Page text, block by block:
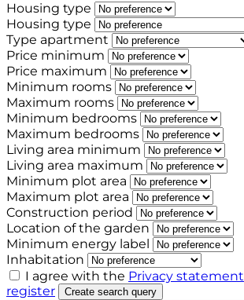
Housing type
Housing type
Type apartment
Price minimum
Price maximum
Minimum rooms
Maximum rooms
Minimum bedrooms
Maximum bedrooms
Living area minimum
Living area maximum
Minimum plot area
Maximum plot area
Construction period
Location of the garden
Minimum energy label
Inhabitation
I agree with the Privacy statement
register
Create search query